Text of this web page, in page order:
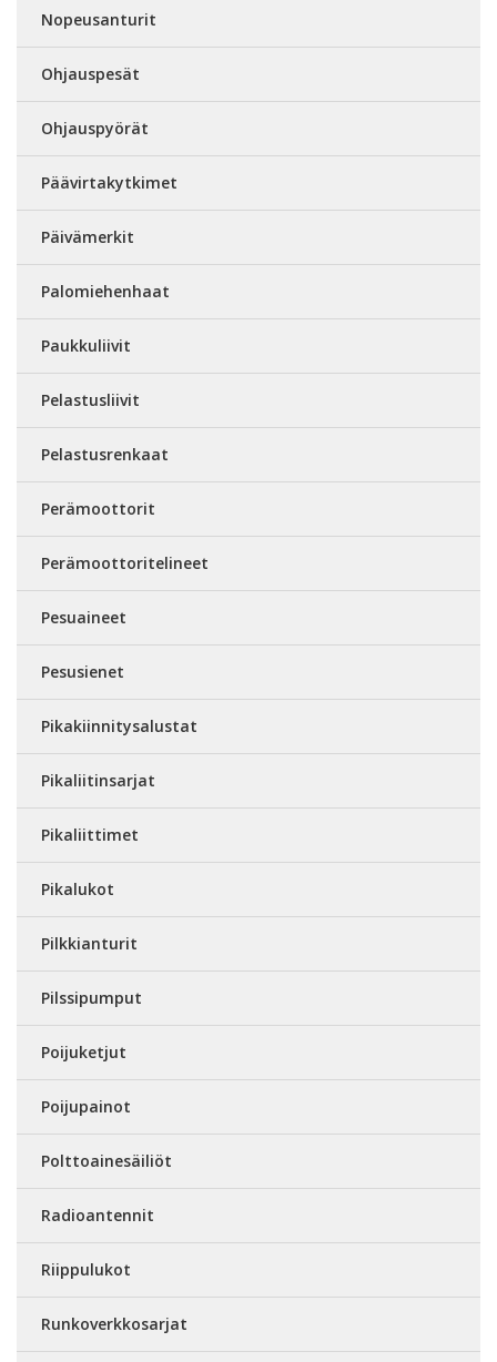
Nopeusanturit
Ohjauspesät
Ohjauspyörät
Päävirtakytkimet
Päivämerkit
Palomiehenhaat
Paukkuliivit
Pelastusliivit
Pelastusrenkaat
Perämoottorit
Perämoottoritelineet
Pesuaineet
Pesusienet
Pikakiinnitysalustat
Pikaliitinsarjat
Pikaliittimet
Pikalukot
Pilkkianturit
Pilssipumput
Poijuketjut
Poijupainot
Polttoainesäiliöt
Radioantennit
Riippulukot
Runkoverkkosarjat